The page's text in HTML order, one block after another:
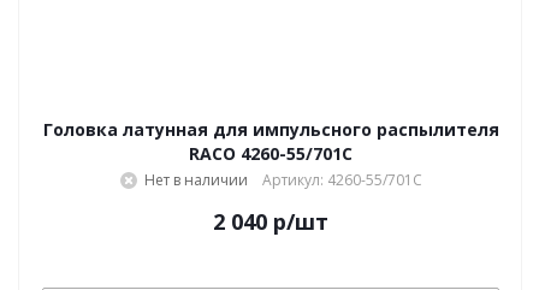
Головка латунная для импульсного распылителя
RACO 4260-55/701C
Нет в наличии Артикул: 4260-55/701C
2 040 р/шт